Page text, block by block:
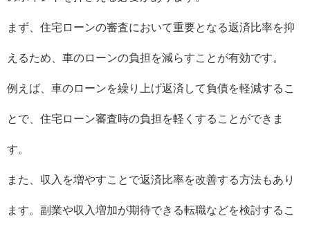
まず、住宅ローンの審査において重要となる返済比率を抑
えるため、車のローンの負担を減らすことが有効です。
例えば、車のローンを繰り上げ返済して負債を軽減するこ
とで、住宅ローン審査時の負担を軽くすることができま
す。
また、収入を増やすことで返済比率を改善する方法もあり
ます。副業や収入増加が期待できる転職などを検討するこ